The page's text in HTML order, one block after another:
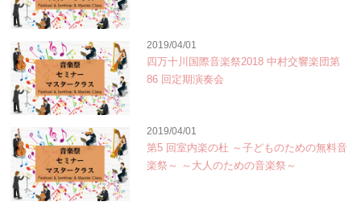
2019/04/01
四万十川国際音楽祭2018 中村交響楽団第
86 回定期演奏会
2019/04/01
第5 回室内楽の杜 ～子どものための無料音
楽祭～ ～大人のための音楽祭～